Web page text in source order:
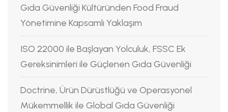
Gıda Güvenliği Kültüründen Food Fraud
Yönetimine Kapsamlı Yaklaşım
ISO 22000 ile Başlayan Yolculuk, FSSC Ek
Gereksinimleri ile Güçlenen Gıda Güvenliği
Doctrine, Ürün Dürüstlüğü ve Operasyonel
Mükemmellik ile Global Gıda Güvenliği